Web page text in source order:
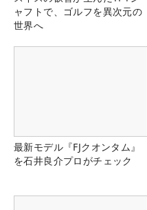
ャフトで、ゴルフを異次元の
世界へ
最新モデル『FJクオンタム』
を石井良介プロがチェック